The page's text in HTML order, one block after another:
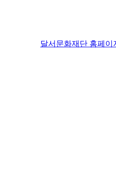
달서문화재단 홈페이